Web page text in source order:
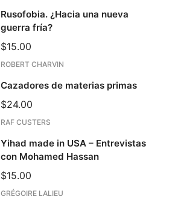
Rusofobia. ¿Hacia una nueva
guerra fría?
$15.00
ROBERT CHARVIN
Cazadores de materias primas
$24.00
RAF CUSTERS
Yihad made in USA – Entrevistas
con Mohamed Hassan
$15.00
GRÉGOIRE LALIEU